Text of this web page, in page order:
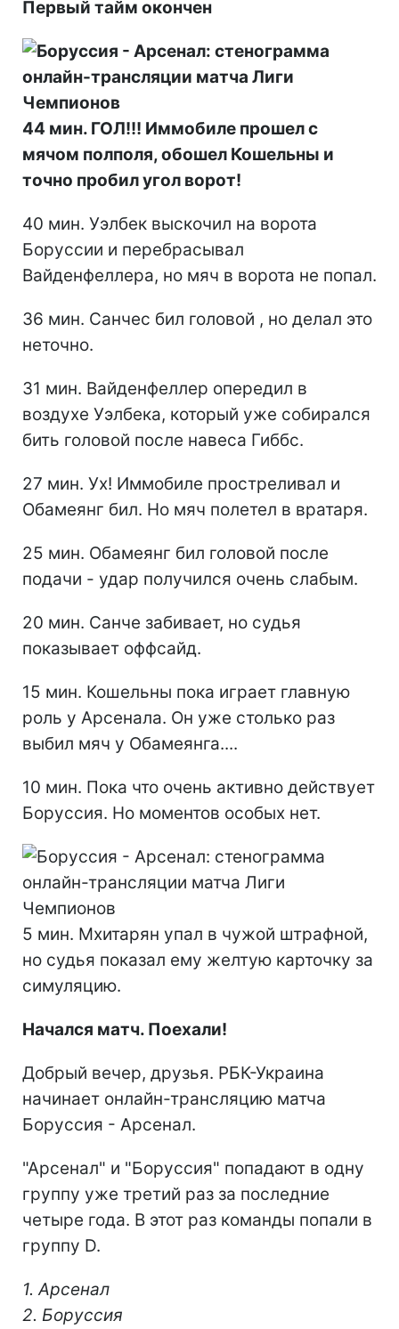
Первый тайм окончен
44 мин. ГОЛ!!! Иммобиле прошел с
мячом полполя, обошел Кошельны и
точно пробил угол ворот!
40 мин. Уэлбек выскочил на ворота
Боруссии и перебрасывал
Вайденфеллера, но мяч в ворота не попал.
36 мин. Санчес бил головой , но делал это
неточно.
31 мин. Вайденфеллер опередил в
воздухе Уэлбека, который уже собирался
бить головой после навеса Гиббс.
27 мин. Ух! Иммобиле простреливал и
Обамеянг бил. Но мяч полетел в вратаря.
25 мин. Обамеянг бил головой после
подачи - удар получился очень слабым.
20 мин. Санче забивает, но судья
показывает оффсайд.
15 мин. Кошельны пока играет главную
роль у Арсенала. Он уже столько раз
выбил мяч у Обамеянга....
10 мин. Пока что очень активно действует
Боруссия. Но моментов особых нет.
5 мин. Мхитарян упал в чужой штрафной,
но судья показал ему желтую карточку за
симуляцию.
Начался матч. Поехали!
Добрый вечер, друзья. РБК-Украина
начинает онлайн-трансляцию матча
Боруссия - Арсенал.
"Арсенал" и "Боруссия" попадают в одну
группу уже третий раз за последние
четыре года. В этот раз команды попали в
группу D.
1. Арсенал
2. Боруссия